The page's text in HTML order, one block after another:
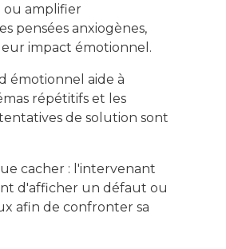
ou amplifier
pensées anxiogènes,
impact émotionnel.
émotionnel aide à
répétitifs et les
de solution sont
cacher : l'intervenant
d'afficher un défaut ou
afin de confronter sa